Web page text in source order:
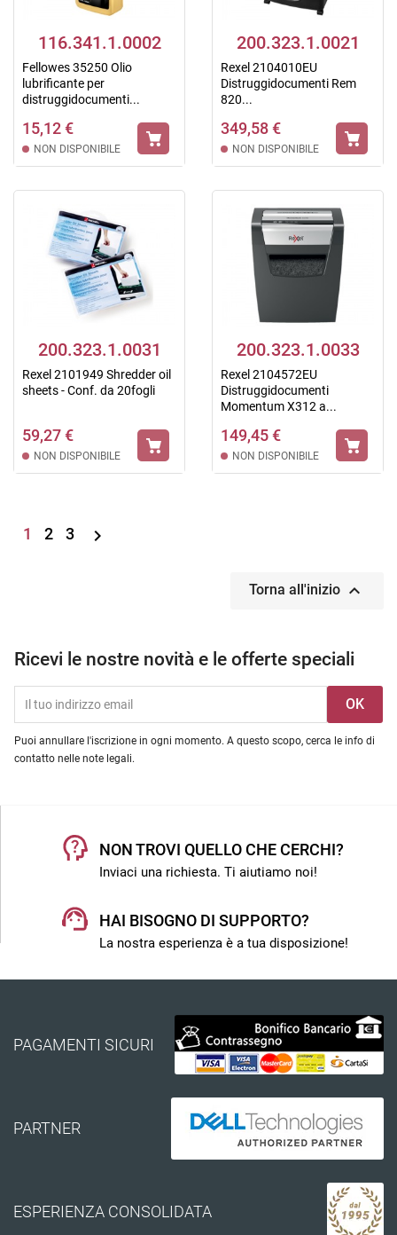
116.341.1.0002
Fellowes 35250 Olio
lubrificante per
distruggidocumenti...
15,12 €
NON DISPONIBILE
200.323.1.0021
Rexel 2104010EU
Distruggidocumenti Rem
820...
349,58 €
NON DISPONIBILE
200.323.1.0031
Rexel 2101949 Shredder oil
sheets - Conf. da 20fogli
59,27 €
NON DISPONIBILE
200.323.1.0033
Rexel 2104572EU
Distruggidocumenti
Momentum X312 a...
149,45 €
NON DISPONIBILE
1 2 3 
Torna all'inizio 
Ricevi le nostre novità e le offerte speciali
Puoi annullare l'iscrizione in ogni momento. A questo scopo, cerca le info di
contatto nelle note legali.
NON TROVI QUELLO CHE CERCHI?
Inviaci una richiesta. Ti aiutiamo noi!
HAI BISOGNO DI SUPPORTO?
La nostra esperienza è a tua disposizione!
PAGAMENTI SICURI
PARTNER
ESPERIENZA CONSOLIDATA